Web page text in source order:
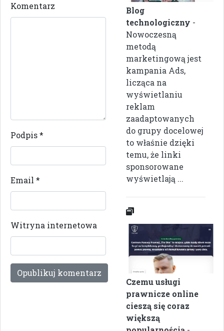
Komentarz
Podpis*
Email *
Witryna internetowa
Blog
technologiczny -
Nowoczesną
metodą
marketingową jest
kampania Ads,
licząca na
wyświetlaniu
reklam
zaadaptowanych
do grupy docelowej
to właśnie dzięki
temu, że linki
sponsorowane
wyświetlają ...
Czemu usługi
prawnicze online
cieszą się coraz
większą